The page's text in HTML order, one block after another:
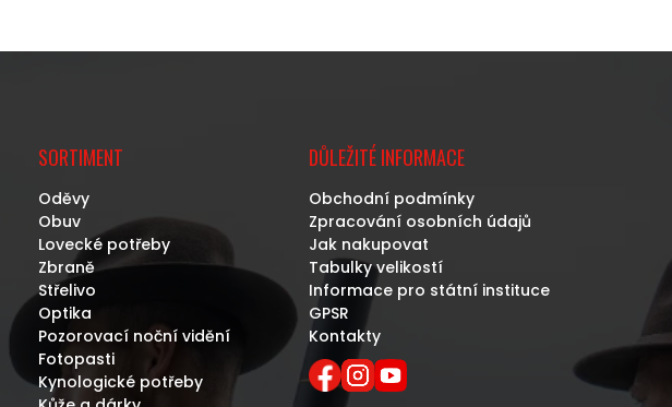
SORTIMENT
Oděvy
Obuv
Lovecké potřeby
Zbraně
Střelivo
Optika
Pozorovací noční vidění
Fotopasti
Kynologické potřeby
DŮLEŽITÉ INFORMACE
Obchodní podmínky
Zpracování osobních údajů
Jak nakupovat
Tabulky velikostí
Informace pro státní instituce
GPSR
Kontakty